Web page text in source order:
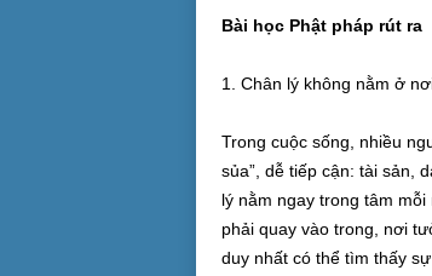
Bài học Phật pháp rút ra
1. Chân lý không nằm ở
Trong cuộc sống, nhiều
sủa”, dễ tiếp cận: tài sản,
lý nằm ngay trong tâm
phải quay vào trong, nơi
duy nhất có thể tìm thấy sự